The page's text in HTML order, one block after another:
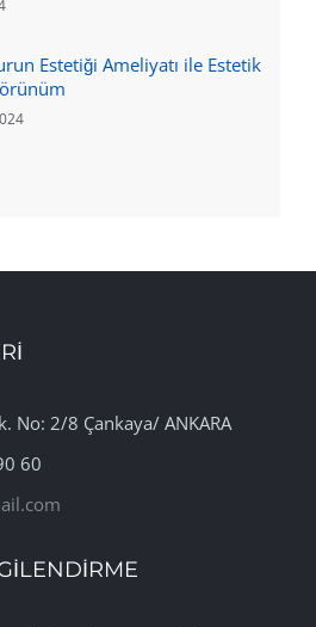
Estetiği Ameliyatı ile Estetik
No: 2/8 Çankaya/ ANKARA
60